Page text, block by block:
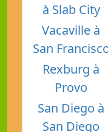
à Slab City
Vacaville à
San
Rexburg à
Provo
San Diego à
San Diego